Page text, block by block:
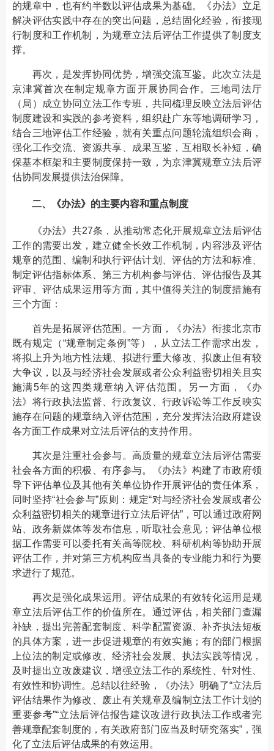
的规章中，也有约半数以评估成果为基础。《办法》立足
解决评估实践中存在的突出问题，总结固化经验，衔接现
行制度和工作机制，为规章立法后评估工作提供了制度支
撑。
再次，是发挥协同优势，增强交流互鉴。此次立法是
京津冀首次在制定规章方面开展协同合作。三地司法厅
（局）成立协同立法工作专班，共同梳理反映立法后评估
制度建设和实践的参考资料，组织赴广东等地调研学习，
结合三地评估工作经验，就有关重点问题轮流组织会商，
强化工作交流、资源共享、成果互鉴，互相取长补短，确
保基本框架和主要制度保持一致，为京津冀规章立法后评
估协同发展提供法治保障。
二、《办法》的主要内容和重点制度
《办法》共27条，从推动常态化开展规章立法后评估
工作的需要出发，建立健全长效工作机制，内容涉及评估
规章的范围、编制和执行评估计划、评估的方法和标准、
制定评估指标体系、第三方机构参与评估、评估报告及其
评审、评估成果运用等方面，其中值得关注的制度措施有
三个方面：
首先是拓展评估范围。一方面，《办法》衔接北京市
既有规定（“规章制定条例”等），从立法工作需求出发，
将拟上升为地方性法规、拟进行重大修改、拟废止但有较
大争议，以及与经济社会发展或者公众利益密切相关且实
施满5年的这四类规章纳入评估范围。另一方面，《办
法》将行政执法监督、行政复议、行政诉讼等工作反映实
施存在问题的规章纳入评估范围，充分发挥法治政府建设
各方面工作成果对立法后评估的支持作用。
其次是注重社会参与。高质量的规章立法后评估需要
社会各方面的积极、有序参与。《办法》构建了市政府领
导下评估单位及其他有关单位协作开展评估的责任体系，
同时坚持“社会参与”原则：规定“对与经济社会发展或者公
众利益密切相关的规章进行立法后评估”，可以通过政府网
站、政务新媒体等发布信息，听取社会意见；评估单位根
据工作需要可以委托有关高等院校、科研机构等协助开展
评估工作，并对第三方机构应当具备的专业能力和行为要
求进行了规范。
再次是强化成果运用。评估成果的有效转化运用是规
章立法后评估工作的价值所在。通过评估，相关部门查漏
补缺，提出完善配套制度、科学配置资源、补齐执法短板
的具体方案，进一步促进规章的有效实施；有的部门根据
上位法的制定或修改、经济社会发展、执法实践等情况，
及时提出立改废建议，增强立法工作的系统性、针对性、
有效性和协调性。总结以往经验，《办法》明确了“立法后
评估结果作为修改、废止有关规章及编制立法工作计划的
重要参考”“立法后评估报告建议改进行政执法工作或者完
善规章配套制度的，有关政府部门应当及时研究落实”，强
化了立法后评估成果的有效运用。